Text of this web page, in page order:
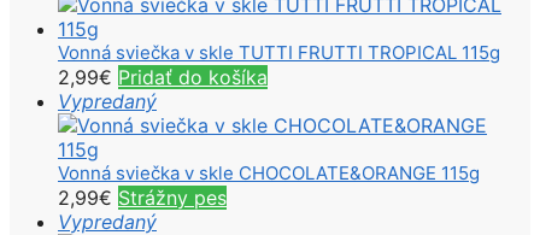
Vonná sviečka v skle TUTTI FRUTTI TROPICAL 115g
2,99€ Pridať do košíka
Vypredaný
Vonná sviečka v skle CHOCOLATE&ORANGE 115g
2,99€ Strážny pes
Vypredaný